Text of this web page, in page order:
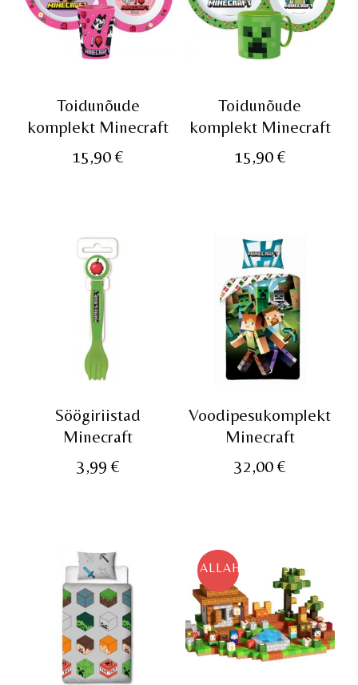
Toidunõude
komplekt Minecraft
15,90€
Toidunõude
komplekt Minecraft
15,90 €
Söögiriistad
Minecraft
3,99 €
Voodipesukomplekt
Minecraft
32,00 €
ALLAHINDLUS!